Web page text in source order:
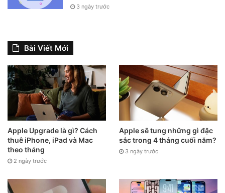
3 ngày trước
Bài Viết Mới
Apple Upgrade là gì? Cách
thuê iPhone, iPad và Mac
theo tháng
2 ngày trước
Apple sẽ tung những gì đặc
sắc trong 4 tháng cuối năm?
3 ngày trước